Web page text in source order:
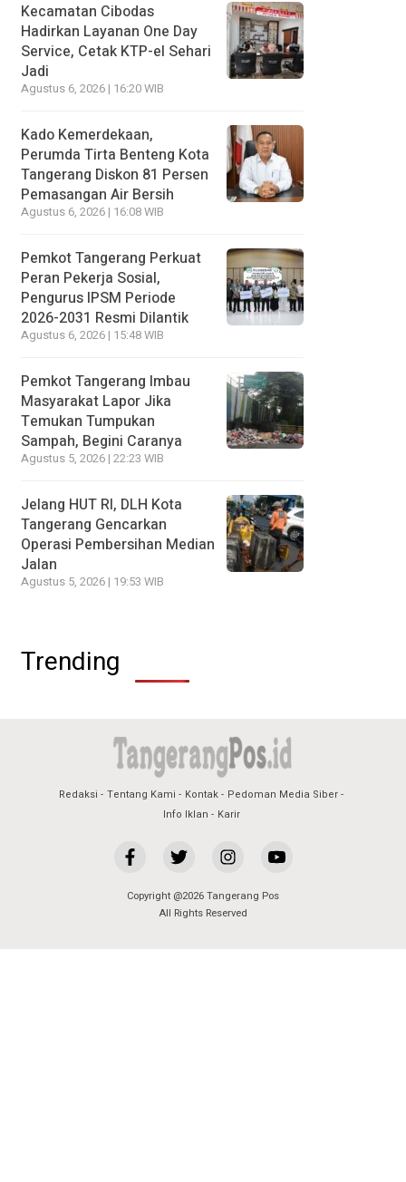
Kecamatan Cibodas
Hadirkan Layanan One Day
Service, Cetak KTP-el Sehari
Jadi
Agustus 6, 2026 | 16:20 WIB
Kado Kemerdekaan,
Perumda Tirta Benteng Kota
Tangerang Diskon 81 Persen
Pemasangan Air Bersih
Agustus 6, 2026 | 16:08 WIB
Pemkot Tangerang Perkuat
Peran Pekerja Sosial,
Pengurus IPSM Periode
2026-2031 Resmi Dilantik
Agustus 6, 2026 | 15:48 WIB
Pemkot Tangerang Imbau
Masyarakat Lapor Jika
Temukan Tumpukan
Sampah, Begini Caranya
Agustus 5, 2026 | 22:23 WIB
Jelang HUT RI, DLH Kota
Tangerang Gencarkan
Operasi Pembersihan Median
Jalan
Agustus 5, 2026 | 19:53 WIB
Trending
Redaksi Tentang Kami Kontak
Pedoman Media Siber
Info Iklan
Karir
Copyright @2026 Tangerang Pos
All Rights Reserved